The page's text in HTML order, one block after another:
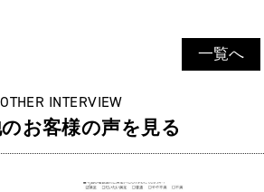
一覧へ
OTHER INTERVIEW
お客様の声を見る